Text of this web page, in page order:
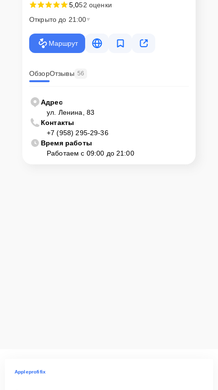
5,052 оценки
Открыто до 21:00
Маршрут
ОбзорОтзывы 56
Адрес
ул. Ленина, 83
Контакты
+7 (958) 295-29-36
Время работы
Работаем с 09:00 до 21:00
Appleprofifix